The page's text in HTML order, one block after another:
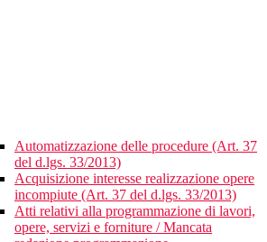
Automatizzazione delle procedure (Art. 37
del d.lgs. 33/2013)
Acquisizione interesse realizzazione opere
incompiute (Art. 37 del d.lgs. 33/2013)
Atti relativi alla programmazione di lavori,
opere, servizi e forniture / Mancata